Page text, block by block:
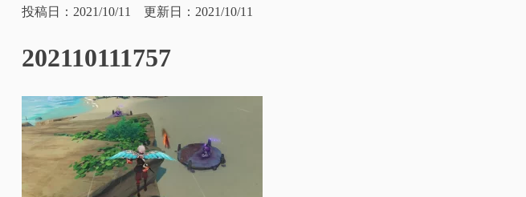
投稿日：2021/10/11 更新日：2021/10/11
202110111757